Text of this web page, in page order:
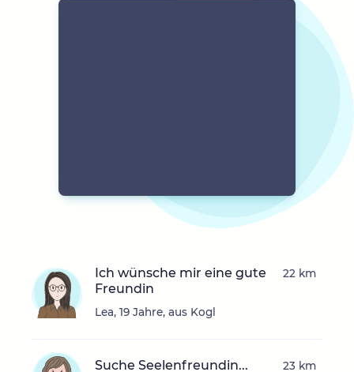
Ich wünsche mir eine gute
Freundin
Lea, 19 Jahre, aus Kogl
22 km
Suche Seelenfreundin... 23 km